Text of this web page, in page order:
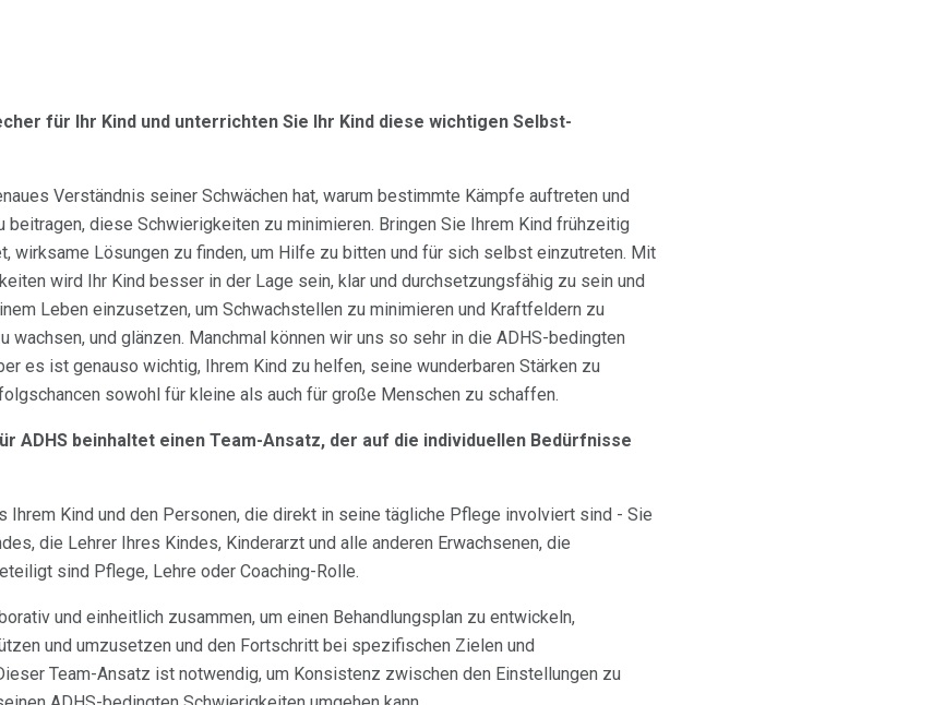
für Ihr Kind und unterrichten Sie Ihr Kind diese wichtigen Selbst-
Verständnis seiner Schwächen hat, warum bestimmte Kämpfe auftreten und
diese Schwierigkeiten zu minimieren. Bringen Sie Ihrem Kind frühzeitig
wirksame Lösungen zu finden, um Hilfe zu bitten und für sich selbst einzutreten. Mit
wird Ihr Kind besser in der Lage sein, klar und durchsetzungsfähig zu sein und
Leben einzusetzen, um Schwachstellen zu minimieren und Kraftfeldern zu
wachsen, und glänzen. Manchmal können wir uns so sehr in die ADHS-bedingten
es ist genauso wichtig, Ihrem Kind zu helfen, seine wunderbaren Stärken zu
sowohl für kleine als auch für große Menschen zu schaffen.
ADHS beinhaltet einen Team-Ansatz, der auf die individuellen Bedürfnisse
Ihrem Kind und den Personen, die direkt in seine tägliche Pflege involviert sind - Sie
die Lehrer Ihres Kindes, Kinderarzt und alle anderen Erwachsenen, die
sind Pflege, Lehre oder Coaching-Rolle.
und einheitlich zusammen, um einen Behandlungsplan zu entwickeln,
und umzusetzen und den Fortschritt bei spezifischen Zielen und
Team-Ansatz ist notwendig, um Konsistenz zwischen den Einstellungen zu